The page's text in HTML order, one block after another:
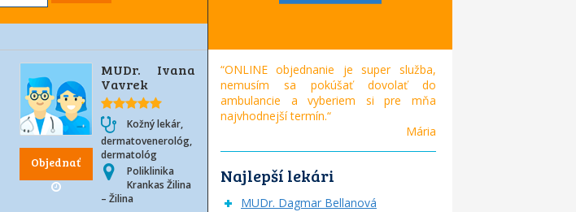
Objednať
MUDr. Ivana
Vavrek
Kožný lekár,
dermatovenerológ,
dermatológ
Poliklinika
Krankas Žilina
– Žilina
“ONLINE objednanie je super služba,
nemusím sa pokúšať dovolať do
ambulancie a vyberiem si pre mňa
najvhodnejší termín.“
Mária
Najlepší lekári
MUDr. Dagmar Bellanová